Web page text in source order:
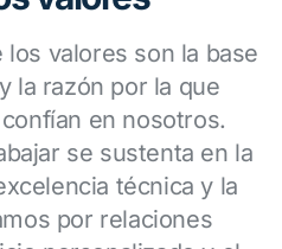
los valores son la base
la razón por la que
en nosotros.
se sustenta en la
técnica y la
por relaciones